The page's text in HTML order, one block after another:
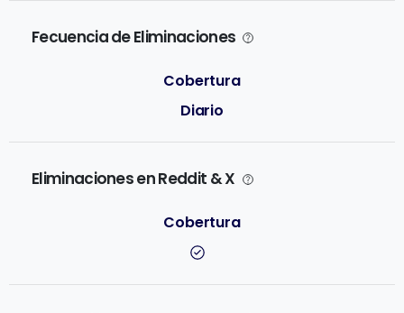
Fecuencia de Eliminaciones
Diario
Eliminaciones en Reddit & X